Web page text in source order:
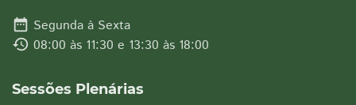
date_range Segunda à Sexta
history 08:00 às 11:30 e 13:30 às 18:00
Sessões Plenárias